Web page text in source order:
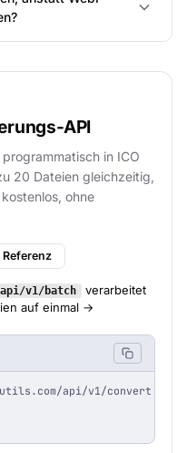
API
in ICO
20 Dateien gleichzeitig,
ohne
/api/v1/batch
verarbeitet
auf einmal →
api/v1/convert \